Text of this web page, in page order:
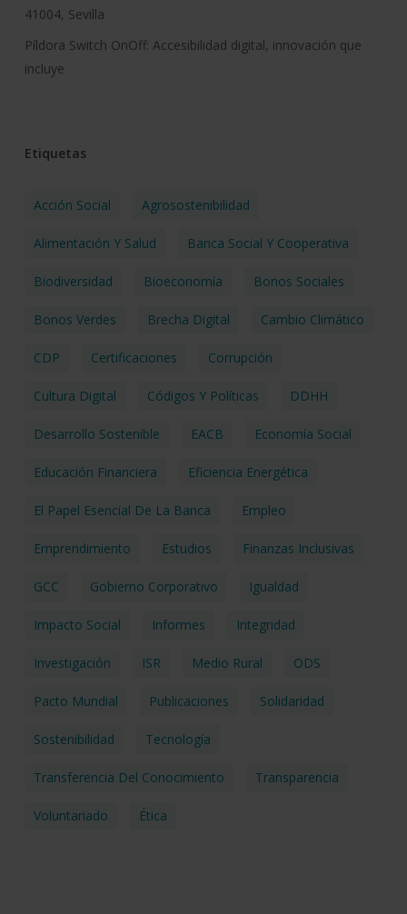
41004, Sevilla
Píldora Switch OnOff: Accesibilidad digital, innovación que
incluye
Etiquetas
Acción Social Agrosostenibilidad
Alimentación Y Salud Banca Social Y Cooperativa
Biodiversidad Bioeconomía Bonos Sociales
Bonos Verdes Brecha Digital Cambio Climático
CDP Certificaciones Corrupción
Cultura Digital Códigos Y Políticas DDHH
Desarrollo Sostenible EACB Economía Social
Educación Financiera Eficiencia Energética
El Papel Esencial De La Banca Empleo
Emprendimiento Estudios Finanzas Inclusivas
GCC Gobierno Corporativo Igualdad
Impacto Social Informes Integridad
Investigación ISR Medio Rural ODS
Pacto Mundial Publicaciones Solidaridad
Sostenibilidad Tecnología
Transferencia Del Conocimiento Transparencia
Voluntariado Ética